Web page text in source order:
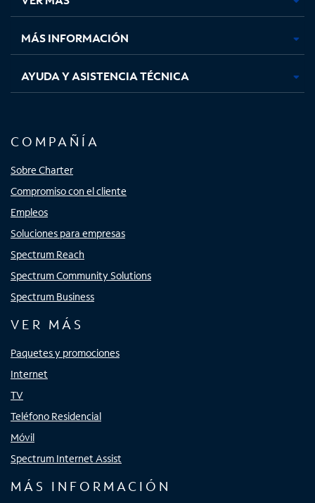
pestaña
nueva
pestaña
nueva
pestaña
nuevanueva
MÁS INFORMACIÓN
AYUDA Y ASISTENCIA TÉCNICA
COMPAÑÍA
Sobre Charter
Compromiso con el cliente
Empleos
Soluciones para empresas
Spectrum Reach
Spectrum Community Solutions
Spectrum Business
VER MÁS
Paquetes y promociones
Internet
TV
Teléfono Residencial
Móvil
Spectrum Internet Assist
MÁS INFORMACIÓN